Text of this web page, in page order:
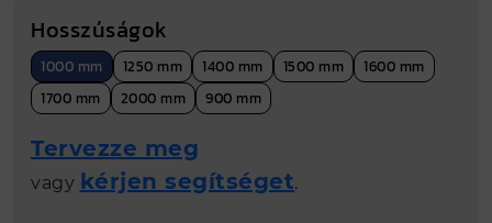
Hosszúságok
1000 mm 1250 mm 1400 mm 1500 mm
1600 mm
1700 mm
2000 mm 900 mm
Tervezze meg
vagy kérjen segítséget.
Bruttó ár (Ft) 1183 Ft
Fm 1 folyóméter
Gyártási hely Nyíregyháza